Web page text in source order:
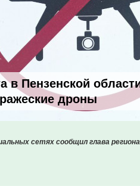
в Пензенской
дроны
сетях сообщил глава